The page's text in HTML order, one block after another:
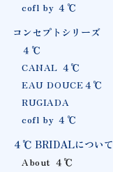
cofl by ４℃
コンセプトシリーズ
４℃
CANAL ４℃
EAU DOUCE４℃
RUGIADA
cofl by ４℃
４℃ BRIDALについて
About ４℃